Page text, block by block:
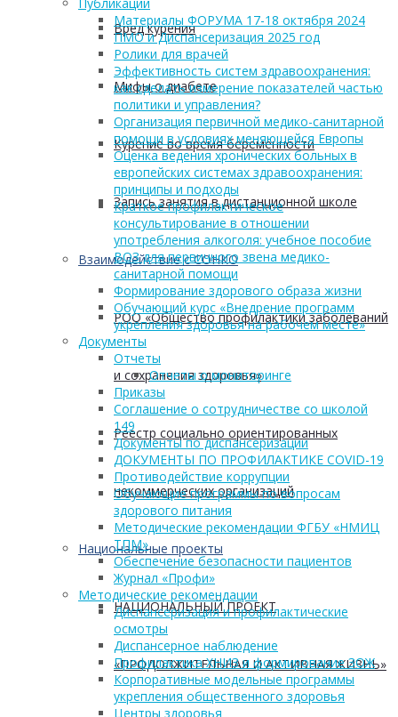
Вред курения
Мифы о диабете
Курение во время беременности
Запись занятия в дистанционной школе
Взаимодействие с СОНКО
РОО «Общество профилактики заболеваний
и сохранения здоровья»
Реестр социально ориентированных
некоммерческих организаций
Национальные проекты
НАЦИОНАЛЬНЫЙ ПРОЕКТ
«ПРОДОЛЖИТЕЛЬНАЯ И АКТИВНАЯ ЖИЗНЬ»
Публикации
Материалы ФОРУМА 17-18 октября 2024
ПМО и Диспансеризация 2025 год
Ролики для врачей
Эффективность систем здравоохранения:
как сделать измерение показателей частью
политики и управления?
Организация первичной медико-санитарной
помощи в условиях меняющейся Европы
Оценка ведения хронических больных в
европейских системах здравоохранения:
принципы и подходы
Краткое профилактическое
консультирование в отношении
употребления алкоголя: учебное пособие
ВОЗ для первичного звена медико-
санитарной помощи
Формирование здорового образа жизни
Обучающий курс «Внедрение программ
укрепления здоровья на рабочем месте»
Документы
Отчеты
Отчеты о мониторинге
Приказы
Соглашение о сотрудничестве со школой
149
Документы по диспансеризации
ДОКУМЕНТЫ ПО ПРОФИЛАКТИКЕ COVID-19
Противодействие коррупции
Обучающие программы по вопросам
здорового питания
Методические рекомендации ФГБУ «НМИЦ
ТПМ»
Обеспечение безопасности пациентов
Журнал «Профи»
Методические рекомендации
Диспансеризация и профилактические
осмотры
Диспансерное наблюдение
Профилактика ХНИЗ и формирование ЗОЖ
Корпоративные модельные программы
укрепления общественного здоровья
Центры здоровья